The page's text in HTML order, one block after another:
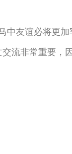
友谊必将更
流非常重要，